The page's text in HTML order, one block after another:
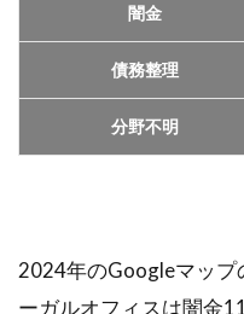
闇金
債務整理
分野不明
2024年のGoogleマップ
ーガルオフィスは闇金